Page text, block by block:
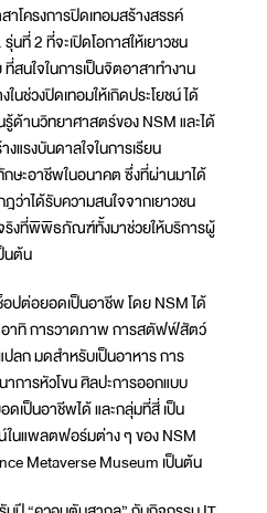
โครงการปิดเทอมสร้างสรรค์
ที่ 2 ที่จะเปิดโอกาสให้เยาวชน
นใจในการเป็นจิตอาสาทำงาน
ช่วงปิดเทอมให้เกิดประโยชน์ ได้
รู้ด้านวิทยาศาสตร์ของ NSM และได้
รงบันดาลใจในการเรียน
ษะอาชีพในอนาคต ซึ่งที่ผ่านมาได้
ว่าได้รับความสนใจจากเยาวชน
ริงที่พิพิธภัณฑ์ทั้งมาช่วยให้บริการผู้
นต้น
ปต่อยอดเป็นอาชีพ โดย NSM ได้
อาทิ การวาดภาพ การสตัฟฟ์สัตว์
ลก มดสำหรับเป็นอาหาร การ
การหัวโขน ศิลปะการออกแบบ
เป็นอาชีพได้ และกลุ่มที่สี่ เป็น
ในแพลตฟอร์มต่าง ๆ ของ NSM
Metaverse Museum เป็นต้น